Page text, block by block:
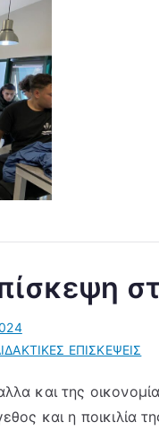
ΕΠΙΣΚΕΨΕΙΣ
και της
και η ποικιλία